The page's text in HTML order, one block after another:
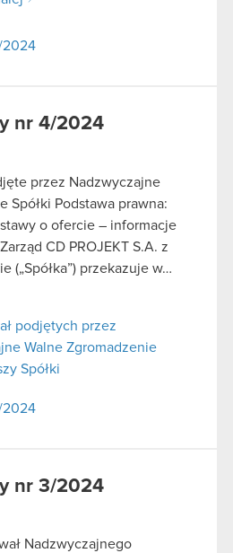
2024
nr 4/2024
przez Nadzwyczajne
Spółki Podstawa prawna:
o ofercie – informacje
CD PROJEKT S.A. z
(„Spółka”) przekazuje w…
podjętych przez
Walne Zgromadzenie
Spółki
2024
nr 3/2024
Nadzwyczajnego